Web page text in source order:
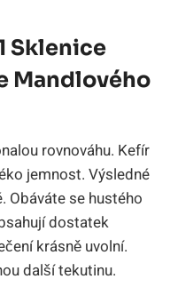
Sklenice
Mandlového
rovnováhu. Kefír
jemnost. Výsledné
Obáváte se hustého
dostatek
krásně uvolní.
další tekutinu.